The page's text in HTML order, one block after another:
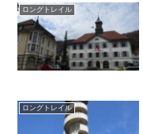
ロングトレイル
ロングトレイル